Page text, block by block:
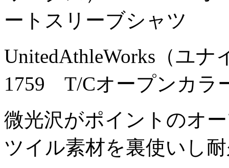
UnitedAthleWorks（ユ
1759 T/Cオープンカラ
微光沢がポイントのオ
ツイル素材を裏使いし